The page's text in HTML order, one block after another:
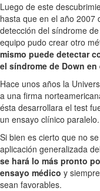
Luego de este
hasta que en el año
detección del síndrome
equipo pudo crear otro
mismo puede detectar
el síndrome de Down en
Hace unos años la
a una firma
ésta desarrollara el test
un ensayo clínico paralelo.
Si bien es cierto que no
aplicación generalizada
se hará lo más pronto
ensayo médico y
sean favorables.